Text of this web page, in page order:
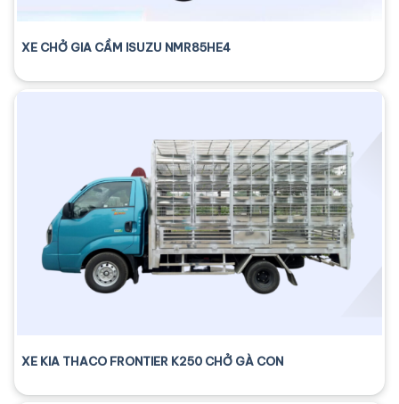
XE CHỞ GIA CẦM ISUZU NMR85HE4
XE KIA THACO FRONTIER K250 CHỞ GÀ CON